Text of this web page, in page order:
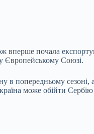
вперше почала
Європейському Союзі.
в попередньому сезоні,
може обійти